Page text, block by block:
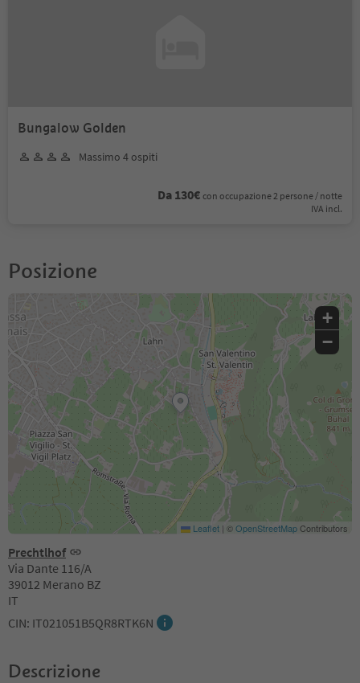
Bungalow Golden
Massimo 4 ospiti
Da 130€ con occupazione 2 persone / notte
IVA incl.
Posizione
Prechtlhof
Via Dante 116/A
39012 Merano BZ
IT
CIN: IT021051B5QR8RTK6N
+
−
Leaflet | ©OpenStreetMapContributors
Descrizione